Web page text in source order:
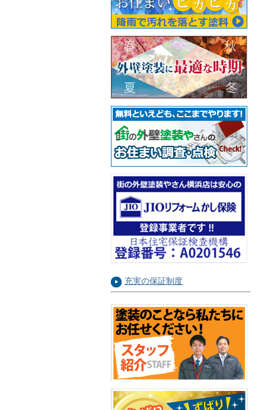
充実の保証制度